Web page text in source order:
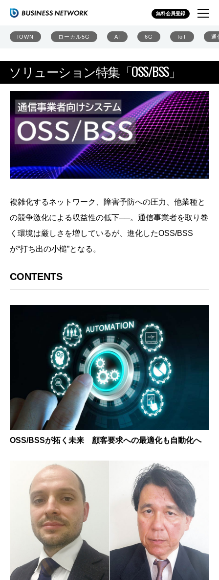
無料会員登録
IOWN ローカル5G AI 6G IoT 通
ソリューション特集「OSS/BSS」
ソリューション特集「OSS/BSS」
複雑化するネットワーク、障害予防への圧力、他業種と
の競争激化による収益性の低下──。通信事業者を取り巻
く環境は厳しさを増しているが、進化したOSS/BSS
が“打ち出の小槌”となる。
CONTENTS
OSS/BSSが拓く未来 顧客要求への最適化も自動化へ